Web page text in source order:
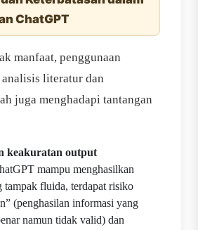
ChatGPT
manfaat, penggunaan
analisis literatur dan
juga menghadapi tantangan
keakuratan output
mampu menghasilkan
tampak fluida, terdapat risiko
(penghasilan informasi yang
namun tidak valid) dan